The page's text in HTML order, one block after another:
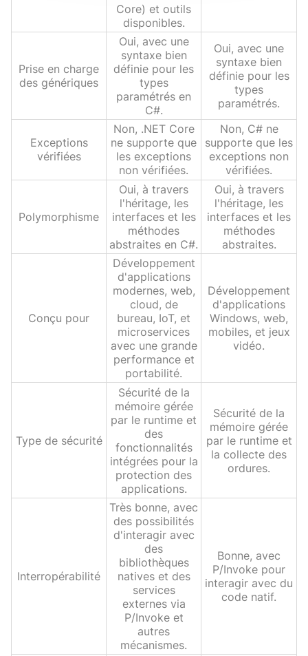
Core) et outils
disponibles.
Prise en charge
des génériques
Oui, avec une
syntaxe bien
définie pour les
types
paramétrés en
C#.
Oui, avec une
syntaxe bien
définie pour les
types
paramétrés.
Exceptions
vérifiées
Non, .NET Core
ne supporte que
les exceptions
non vérifiées.
Non, C# ne
supporte que les
exceptions non
vérifiées.
Polymorphisme
Oui, à travers
l'héritage, les
interfaces et les
méthodes
abstraites en C#.
Oui, à travers
l'héritage, les
interfaces et les
méthodes
abstraites.
Conçu pour
Développement
d'applications
modernes, web,
cloud, de
bureau, IoT, et
microservices
avec une grande
performance et
portabilité.
Développement
d'applications
Windows, web,
mobiles, et jeux
vidéo.
Type de sécurité
Sécurité de la
mémoire gérée
par le runtime et
des
fonctionnalités
intégrées pour la
protection des
applications.
Sécurité de la
mémoire gérée
par le runtime et
la collecte des
ordures.
Interropérabilité
Très bonne, avec
des possibilités
d'interagir avec
des
bibliothèques
natives et des
services
externes via
P/Invoke et
autres
mécanismes.
Bonne, avec
P/Invoke pour
interagir avec du
code natif.